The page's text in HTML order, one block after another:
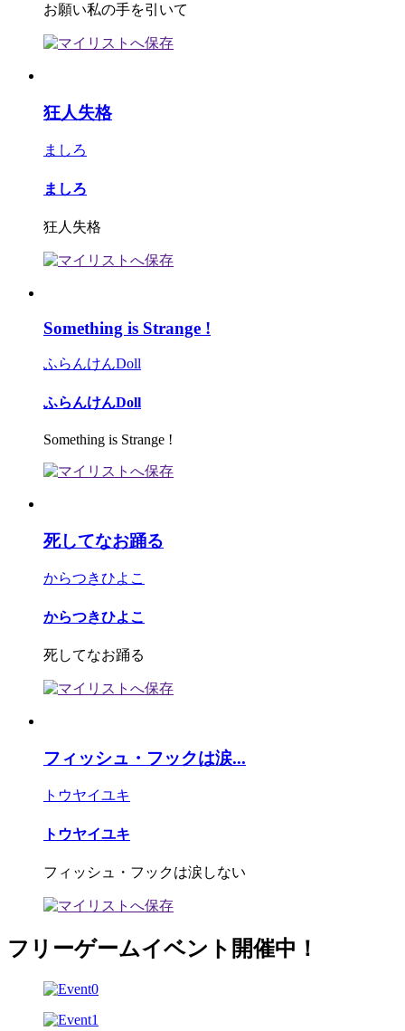
お願い私の手を引いて
狂人失格
ましろ
ましろ
狂人失格
Something is Strange !
ふらんけんDoll
ふらんけんDoll
Something is Strange !
死してなお踊る
からつきひよこ
からつきひよこ
死してなお踊る
フィッシュ・フックは涙...
トウヤイユキ
トウヤイユキ
フィッシュ・フックは涙しない
フリーゲームイベント開催中！